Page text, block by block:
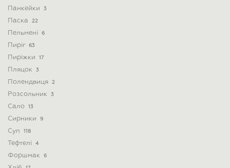
Панкейки 3
Паска 22
Пельмені 6
Пиріг 63
Пиріжки 17
Пляцок 3
Полендвиця 2
Розсольник 3
Сало 13
Сирники 9
Суп 118
Тефтелі 4
Форшмак 6